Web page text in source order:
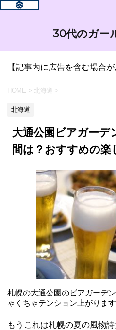
30代のガー
【記事内に広告を含む場合が
HOME > 北海道 >
北海道
大通公園ビアガーデ
間は？おすすめの楽
札幌の大通公園のビアガーデ
ゃくちゃテンション上がります
もうこれは札幌の夏の風物